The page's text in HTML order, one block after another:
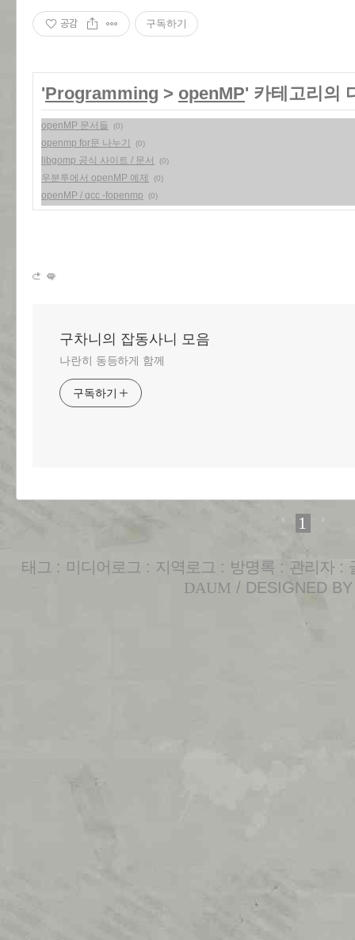
공감 구독하기
'Programming > openMP' 카테고리의
openMP 문서들 (0)
openmp for문 나누기 (0)
libgomp 공식 사이트 / 문서 (0)
우분투에서 openMP 예제 (0)
openMP / gcc -fopenmp (0)
구차니의 잡동사니 모음
나란히 동등하게 함께
구독하기
1
태그 : 미디어로그 : 지역로그 : 방명록 : 관리자 :
DAUM / DESIGNED